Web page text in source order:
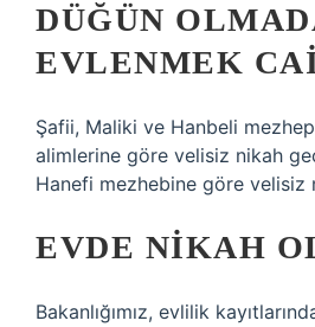
DÜĞÜN
EVLENMEK
Şafii, Maliki ve Hanbeli
alimlerine göre velisiz nikah
Hanefi mezhebine göre velisiz
EVDE NIKAH
Bakanlığımız, evlilik